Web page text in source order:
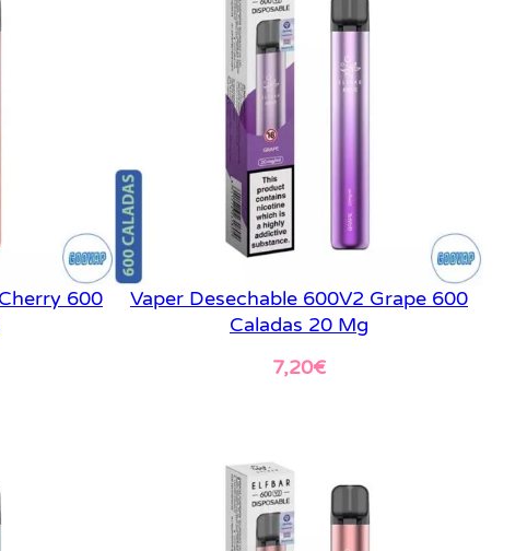
600
Vaper Desechable 600V2 Grape 600
Caladas 20 Mg
7,20€